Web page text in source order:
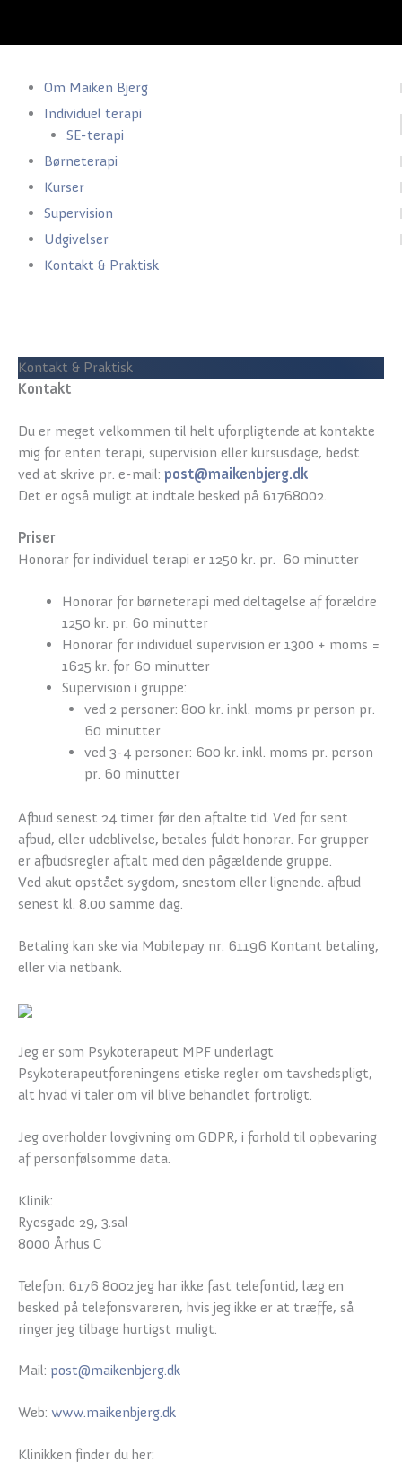
Om Maiken Bjerg
Individuel terapi
SE-terapi
Børneterapi
Kurser
Supervision
Udgivelser
Kontakt & Praktisk
Kontakt & Praktisk
Kontakt
Du er meget velkommen til helt uforpligtende at kontakte
mig for enten terapi, supervision eller kursusdage, bedst
ved at skrive pr. e-mail: post@maikenbjerg.dk
Det er også muligt at indtale besked på 61768002.
Priser
Honorar for individuel terapi er 1250 kr. pr. 60 minutter
Honorar for børneterapi med deltagelse af forældre
1250 kr. pr. 60 minutter
Honorar for individuel supervision er 1300 + moms =
1625 kr. for 60 minutter
Supervision i gruppe:
ved 2 personer: 800 kr. inkl. moms pr person pr.
60 minutter
ved 3-4 personer: 600 kr. inkl. moms pr. person
pr. 60 minutter
Afbud senest 24 timer før den aftalte tid. Ved for sent
afbud, eller udeblivelse, betales fuldt honorar. For grupper
er afbudsregler aftalt med den pågældende gruppe.
Ved akut opstået sygdom, snestom eller lignende. afbud
senest kl. 8.00 samme dag.
Betaling kan ske via Mobilepay nr. 61196 Kontant betaling,
eller via netbank.
Jeg er som Psykoterapeut MPF underlagt
Psykoterapeutforeningens etiske regler om tavshedspligt,
alt hvad vi taler om vil blive behandlet fortroligt.
Jeg overholder lovgivning om GDPR, i forhold til opbevaring
af personfølsomme data.
Klinik:
Ryesgade 29, 3.sal
8000 Århus C
Telefon: 6176 8002 jeg har ikke fast telefontid, læg en
besked på telefonsvareren, hvis jeg ikke er at træffe, så
ringer jeg tilbage hurtigst muligt.
Mail: post@maikenbjerg.dk
Web: www.maikenbjerg.dk
Klinikken finder du her: